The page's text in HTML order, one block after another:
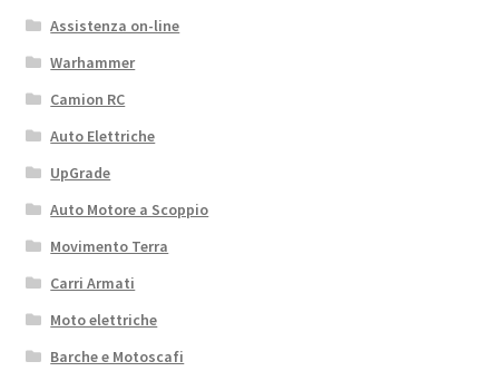
Assistenza on-line
Warhammer
Camion RC
Auto Elettriche
UpGrade
Auto Motore a Scoppio
Movimento Terra
Carri Armati
Moto elettriche
Barche e Motoscafi